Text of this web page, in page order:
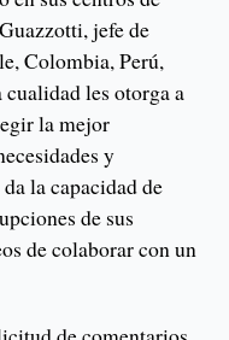
jefe de
Colombia, Perú,
les otorga a
la mejor
y
la capacidad de
de sus
de colaborar con un